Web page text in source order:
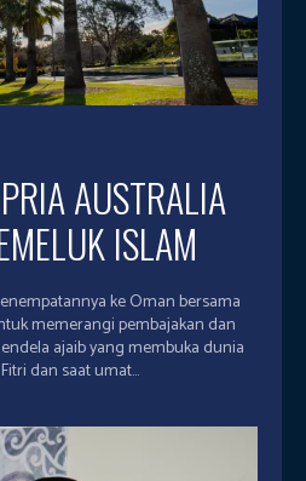
AUSTRALIA
ISLAM
ke Oman bersama
memerangi pembajakan dan
ajaib yang membuka dunia
itu Idul Fitri dan saat umat...